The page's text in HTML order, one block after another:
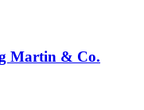
Martin & Co.